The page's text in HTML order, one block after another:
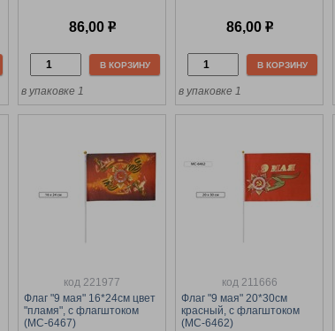
86,00 р
В КОРЗИНУ
в упаковке 1
86,00 р
В КОРЗИНУ
в упаковке 1
код 221977
Флаг "9 мая" 16*24см цвет
"пламя", с флагштоком
(MC-6467)
код 211666
Флаг "9 мая" 20*30см
красный, с флагштоком
(MC-6462)